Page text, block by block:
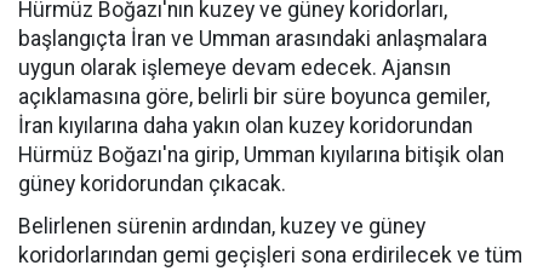
Hürmüz Boğazı'nın kuzey ve güney koridorları,
başlangıçta İran ve Umman arasındaki anlaşmalara
uygun olarak işlemeye devam edecek. Ajansın
açıklamasına göre, belirli bir süre boyunca gemiler,
İran kıyılarına daha yakın olan kuzey koridorundan
Hürmüz Boğazı'na girip, Umman kıyılarına bitişik olan
güney koridorundan çıkacak.
Belirlenen sürenin ardından, kuzey ve güney
koridorlarından gemi geçişleri sona erdirilecek ve tüm